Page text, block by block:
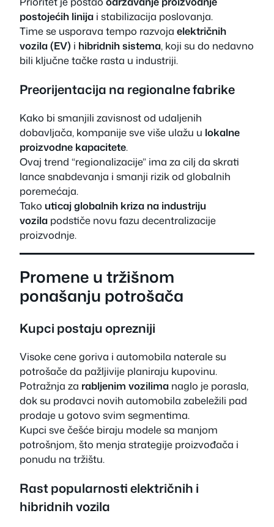
postojećih linija i stabilizacija poslovanja.
Time se usporava tempo razvoja električnih
vozila (EV) i hibridnih sistema, koji su do nedavno
bili ključne tačke rasta u industriji.
Preorijentacija na regionalne fabrike
Kako bi smanjili zavisnost od udaljenih
dobavljača, kompanije sve više ulažu u lokalne
proizvodne kapacitete.
Ovaj trend “regionalizacije” ima za cilj da skrati
lance snabdevanja i smanji rizik od globalnih
poremećaja.
Tako uticaj globalnih kriza na industriju
vozila podstiče novu fazu decentralizacije
proizvodnje.
Promene u tržišnom
ponašanju potrošača
Kupci postaju oprezniji
Visoke cene goriva i automobila naterale su
potrošače da pažljivije planiraju kupovinu.
Potražnja za rabljenim vozilima naglo je porasla,
dok su prodavci novih automobila zabeležili pad
prodaje u gotovo svim segmentima.
Kupci sve češće biraju modele sa manjom
potrošnjom, što menja strategije proizvođača i
ponudu na tržištu.
Rast popularnosti električnih i
hibridnih vozila